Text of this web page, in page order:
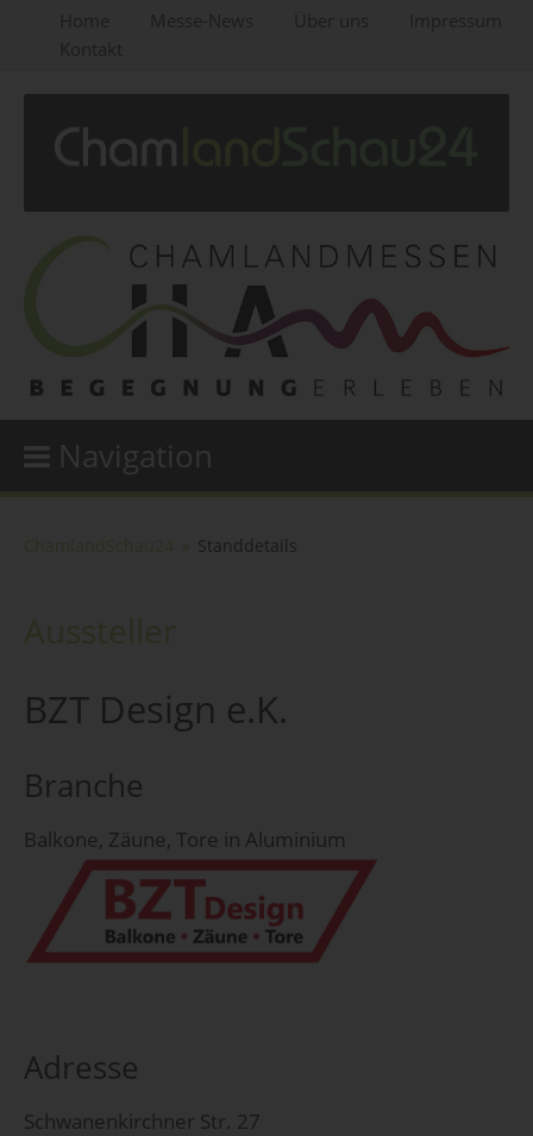
Navigation
Standdetails
BZT Design e.K.
Branche
Balkone, Zäune, Tore in Aluminium
Adresse
Schwanenkirchner Str. 27